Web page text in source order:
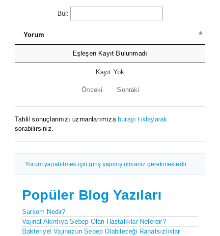
Bul:
Yorum
Eşleşen Kayıt Bulunmadı
Kayıt Yok
Önceki Sonraki
Tahlil sonuçlarınızı uzmanlarımıza burayı tıklayarak
sorabilirsiniz.
Yorum yapabilmek için giriş yapmış olmanız gerekmektedir.
Popüler Blog Yazıları
Sarkom Nedir?
Vajinal Akıntıya Sebep Olan Hastalıklar Nelerdir?
Bakteriyel Vajinozun Sebep Olabileceği Rahatsızlıklar